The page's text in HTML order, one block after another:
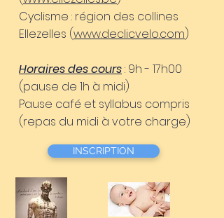
INSCRIPTION
Cyclisme : région des collines
Ellezelles (www.declicvelo.com)
Horaires des cours: 9h - 17h00
(pause de 1h à midi)
Pause café et syllabus compris
(repas du midi à votre charge)